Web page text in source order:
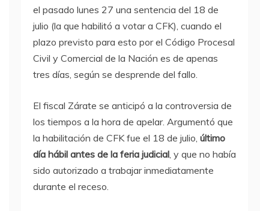
el pasado lunes 27 una sentencia del 18 de
julio (la que habilitó a votar a CFK), cuando el
plazo previsto para esto por el Código Procesal
Civil y Comercial de la Nación es de apenas
tres días, según se desprende del fallo.
El fiscal Zárate se anticipó a la controversia de
los tiempos a la hora de apelar. Argumentó que
la habilitación de CFK fue el 18 de julio, último
día hábil antes de la feria judicial, y que no había
sido autorizado a trabajar inmediatamente
durante el receso.